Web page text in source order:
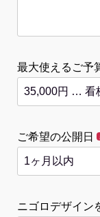
最大使えるご予
ご希望の公開日
ニゴロデザイン